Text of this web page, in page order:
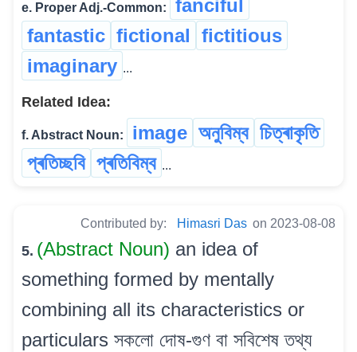
e. Proper Adj.-Common:
fanciful
fantastic fictional fictitious
imaginary ...
Related Idea:
f. Abstract Noun: image অনুবিম্ব চিত্ৰাকৃতি
প্ৰতিচ্ছবি প্ৰতিবিম্ব ...
Contributed by: Himasri Das on 2023-08-08
5. (Abstract Noun) an idea of
something formed by mentally
combining all its characteristics or
particulars সকলো দোষ-গুণ বা সবিশেষ তথ্য